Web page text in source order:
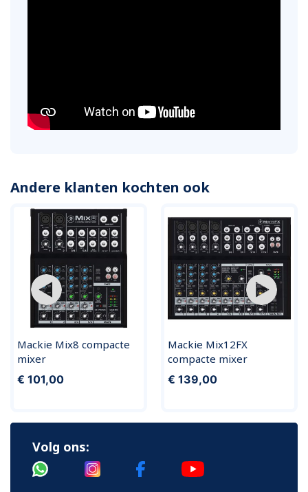
Andere klanten kochten ook
Mackie Mix8 compacte
mixer
€ 101,00
Mackie Mix12FX
compacte mixer
€ 139,00
Volg ons: